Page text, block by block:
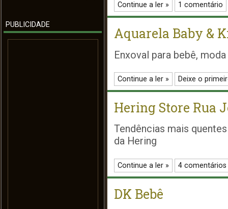
PUBLICIDADE
Continue a ler » 1 comentário
Aquarela Baby &
Enxoval para bebê,
Continue a ler » Deixe o
Hering Store Rua
Tendências mais
da Hering
Continue a ler » 4 comentários
DK Bebê